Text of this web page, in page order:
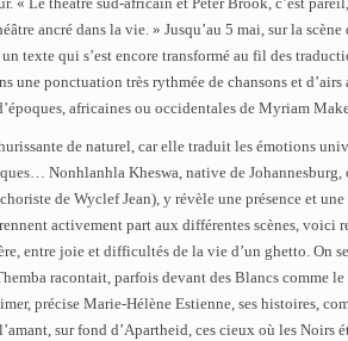
« Le théâtre sud-africain et Peter Brook, c’est
ancré dans la vie. » Jusqu’au 5 mai, sur la
texte qui s’est encore transformé au fil des
une ponctuation très rythmée de chansons et d’airs
africaines ou occidentales de Myriam
de naturel, car elle traduit les émotions
Nonhlanhla Kheswa, native de Johannesburg,
de Wyclef Jean), y révèle une présence et
activement part aux différentes scènes, voici
entre joie et difficultés de la vie d’un ghetto. On
racontait, parfois devant des Blancs comme
précise Marie-Hélène Estienne, ses histoires,
sur fond d’Apartheid, ces cieux où les Noirs